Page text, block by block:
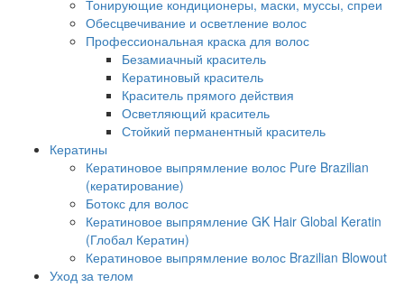
Тонирующие кондиционеры, маски, муссы, спреи
Обесцвечивание и осветление волос
Профессиональная краска для волос
Безамиачный краситель
Кератиновый краситель
Краситель прямого действия
Осветляющий краситель
Стойкий перманентный краситель
Кератины
Кератиновое выпрямление волос Pure Brazilian
(кератирование)
Ботокс для волос
Кератиновое выпрямление GK Hair Global Keratin
(Глобал Кератин)
Кератиновое выпрямление волос Brazilian Blowout
Уход за телом